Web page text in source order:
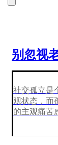
别忽视
社交孤立是
观状态，而
的主观痛苦